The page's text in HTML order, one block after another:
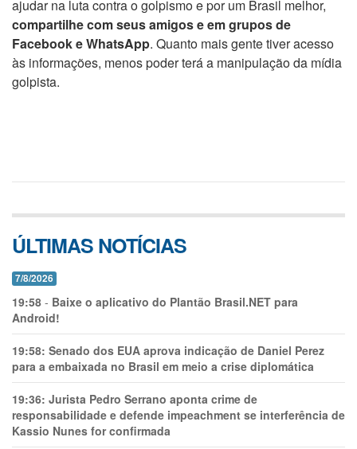
ajudar na luta contra o golpismo e por um Brasil melhor,
compartilhe com seus amigos e em grupos de
Facebook e WhatsApp. Quanto mais gente tiver acesso
às informações, menos poder terá a manipulação da mídia
golpista.
ÚLTIMAS NOTÍCIAS
7/8/2026
19:58 - Baixe o aplicativo do Plantão Brasil.NET para
Android!
19:58: Senado dos EUA aprova indicação de Daniel Perez
para a embaixada no Brasil em meio a crise diplomática
19:36: Jurista Pedro Serrano aponta crime de
responsabilidade e defende impeachment se interferência de
Kassio Nunes for confirmada